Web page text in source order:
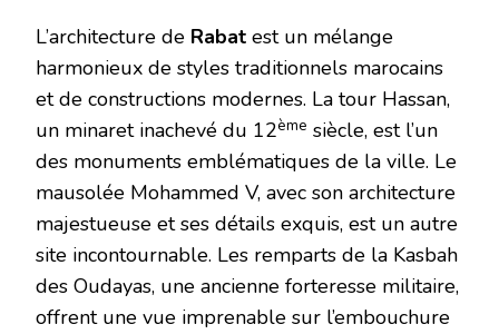
L’architecture de Rabat est un mélange
harmonieux de styles traditionnels marocains
et de constructions modernes. La tour Hassan,
un minaret inachevé du 12ème siècle, est l’un
des monuments emblématiques de la ville. Le
mausolée Mohammed V, avec son architecture
majestueuse et ses détails exquis, est un autre
site incontournable. Les remparts de la Kasbah
des Oudayas, une ancienne forteresse militaire,
offrent une vue imprenable sur l’embouchure